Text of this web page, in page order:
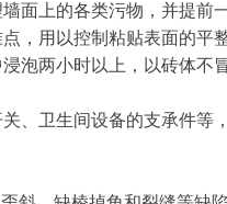
面上的各类污物，并提
，用以控制粘贴表面的
泡两小时以上，以砖体
、卫生间设备的支承件